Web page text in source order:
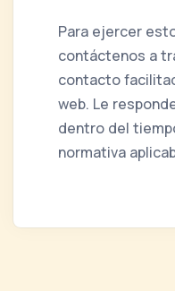
Para ejercer
contáctenos a
contacto
web. Le
dentro del
normativa